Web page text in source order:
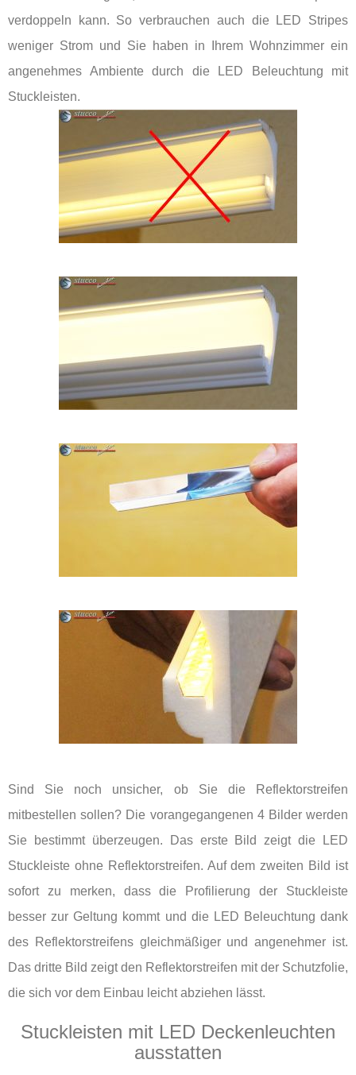
verdoppeln kann. So verbrauchen auch die LED Stripes
weniger Strom und Sie haben in Ihrem Wohnzimmer ein
angenehmes Ambiente durch die LED Beleuchtung mit
Stuckleisten.
Sind Sie noch unsicher, ob Sie die Reflektorstreifen
mitbestellen sollen? Die vorangegangenen 4 Bilder werden
Sie bestimmt überzeugen. Das erste Bild zeigt die LED
Stuckleiste ohne Reflektorstreifen. Auf dem zweiten Bild ist
sofort zu merken, dass die Profilierung der Stuckleiste
besser zur Geltung kommt und die LED Beleuchtung dank
des Reflektorstreifens gleichmäßiger und angenehmer ist.
Das dritte Bild zeigt den Reflektorstreifen mit der Schutzfolie,
die sich vor dem Einbau leicht abziehen lässt.
Stuckleisten mit LED Deckenleuchten
ausstatten